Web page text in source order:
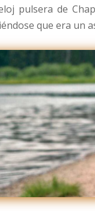
pulsera de
que era un